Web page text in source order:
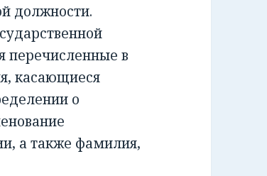
должности.
перечисленные в
касающиеся
о
а также фамилия,